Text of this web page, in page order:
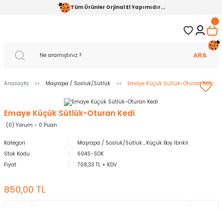
Tüm Ürünler Orjinal El Yapımıdır...
ARA
Anasayfa Maşrapa / Sosluk/Sütlük Emaye Küçük Sütlük-Oturan Kedi
Emaye Küçük Sütlük-Oturan Kedi
(0) Yorum - 0 Puan
Kategori Maşrapa / Sosluk/Sütlük , Küçük Boy İbrikli
Stok Kodu
604S-SOK
Fiyat
708,33 TL + KDV
850,00 TL